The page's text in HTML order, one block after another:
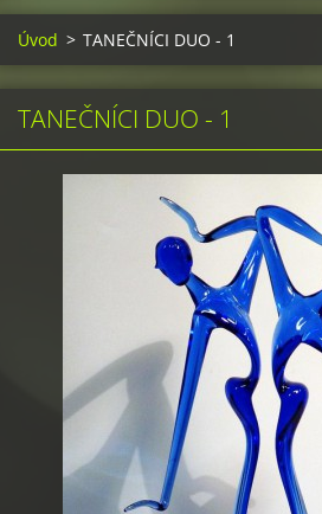
world unique production
Úvod > TANEČNÍCI DUO - 1
TANEČNÍCI DUO - 1